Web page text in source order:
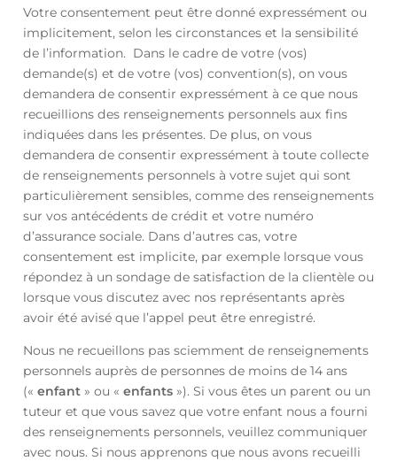
Votre consentement peut être donné expressément ou
implicitement, selon les circonstances et la sensibilité
de l’information. Dans le cadre de votre (vos)
demande(s) et de votre (vos) convention(s), on vous
demandera de consentir expressément à ce que nous
recueillions des renseignements personnels aux fins
indiquées dans les présentes. De plus, on vous
demandera de consentir expressément à toute collecte
de renseignements personnels à votre sujet qui sont
particulièrement sensibles, comme des renseignements
sur vos antécédents de crédit et votre numéro
d’assurance sociale. Dans d’autres cas, votre
consentement est implicite, par exemple lorsque vous
répondez à un sondage de satisfaction de la clientèle ou
lorsque vous discutez avec nos représentants après
avoir été avisé que l’appel peut être enregistré.
Nous ne recueillons pas sciemment de renseignements
personnels auprès de personnes de moins de 14 ans
(« enfant» ou « enfants»). Si vous êtes un parent ou un
tuteur et que vous savez que votre enfant nous a fourni
des renseignements personnels, veuillez communiquer
avec nous. Si nous apprenons que nous avons recueilli